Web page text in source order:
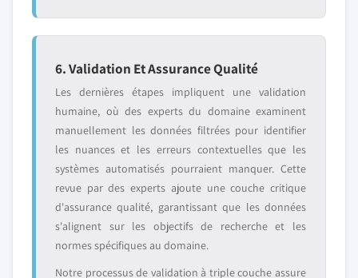
6. Validation Et Assurance Qualité
Les dernières étapes impliquent une validation
humaine, où des experts du domaine examinent
manuellement les données filtrées pour identifier
les nuances et les erreurs contextuelles que les
systèmes automatisés pourraient manquer. Cette
revue par des experts ajoute une couche critique
d'assurance qualité, garantissant que les données
s'alignent sur les objectifs de recherche et les
normes spécifiques au domaine.
Notre processus de validation à triple couche assure